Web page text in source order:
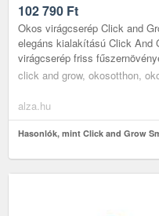
102 790 Ft
Okos virágcserép Click and
elegáns kialakítású Click And
virágcserép friss
click and grow, okosotthon,
alza.hu
Hasonlók, mint Click and Grow